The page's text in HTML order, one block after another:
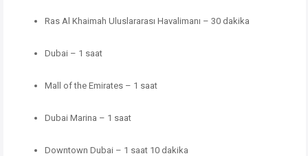
Ras Al Khaimah Uluslararası Havalimanı – 30 dakika
Dubai – 1 saat
Mall of the Emirates – 1 saat
Dubai Marina – 1 saat
Downtown Dubai – 1 saat 10 dakika